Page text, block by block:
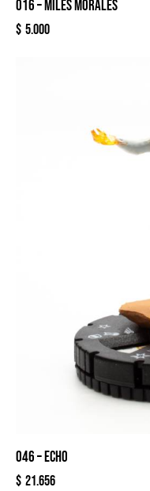
016 – MILES MORALES
$ 5.000
046 – ECHO
$ 21.656